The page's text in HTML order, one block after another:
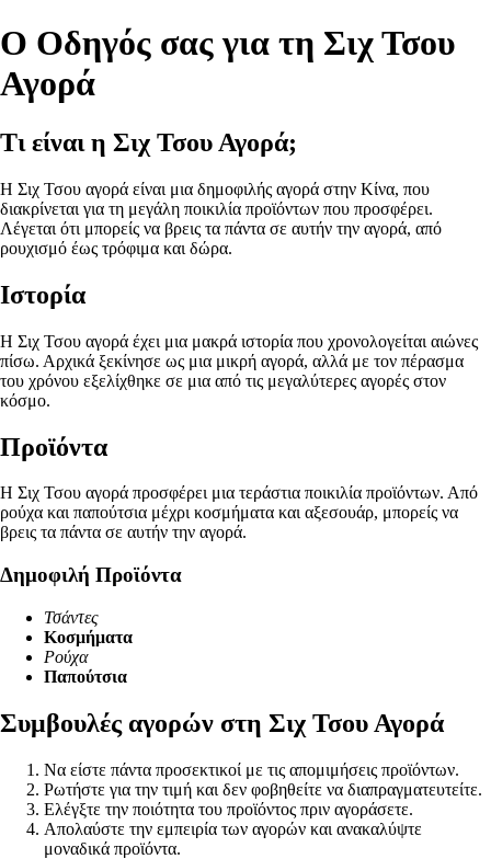
Ο Οδηγός σας για τη Σιχ Τσου
Αγορά
Τι είναι η Σιχ Τσου Αγορά;
Η Σιχ Τσου αγορά είναι μια δημοφιλής αγορά στην Κίνα, που
διακρίνεται για τη μεγάλη ποικιλία προϊόντων που προσφέρει.
Λέγεται ότι μπορείς να βρεις τα πάντα σε αυτήν την αγορά, από
ρουχισμό έως τρόφιμα και δώρα.
Ιστορία
Η Σιχ Τσου αγορά έχει μια μακρά ιστορία που χρονολογείται αιώνες
πίσω. Αρχικά ξεκίνησε ως μια μικρή αγορά, αλλά με τον πέρασμα
του χρόνου εξελίχθηκε σε μια από τις μεγαλύτερες αγορές στον
κόσμο.
Προϊόντα
Η Σιχ Τσου αγορά προσφέρει μια τεράστια ποικιλία προϊόντων. Από
ρούχα και παπούτσια μέχρι κοσμήματα και αξεσουάρ, μπορείς να
βρεις τα πάντα σε αυτήν την αγορά.
Δημοφιλή Προϊόντα
Τσάντες
Κοσμήματα
Ρούχα
Παπούτσια
Συμβουλές αγορών στη Σιχ Τσου Αγορά
Να είστε πάντα προσεκτικοί με τις απομιμήσεις προϊόντων.
Ρωτήστε για την τιμή και δεν φοβηθείτε να διαπραγματευτείτε.
Ελέγξτε την ποιότητα του προϊόντος πριν αγοράσετε.
Απολαύστε την εμπειρία των αγορών και ανακαλύψτε
μοναδικά προϊόντα.